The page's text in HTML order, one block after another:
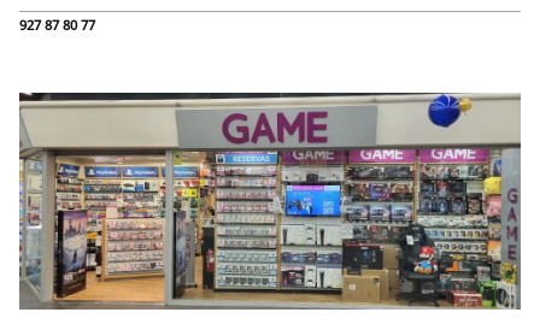
927 87 80 77